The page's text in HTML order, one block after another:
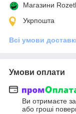
Магазини
Укрпошта
Всі умови
Умови оплати
Ви отримаєте
або гроші